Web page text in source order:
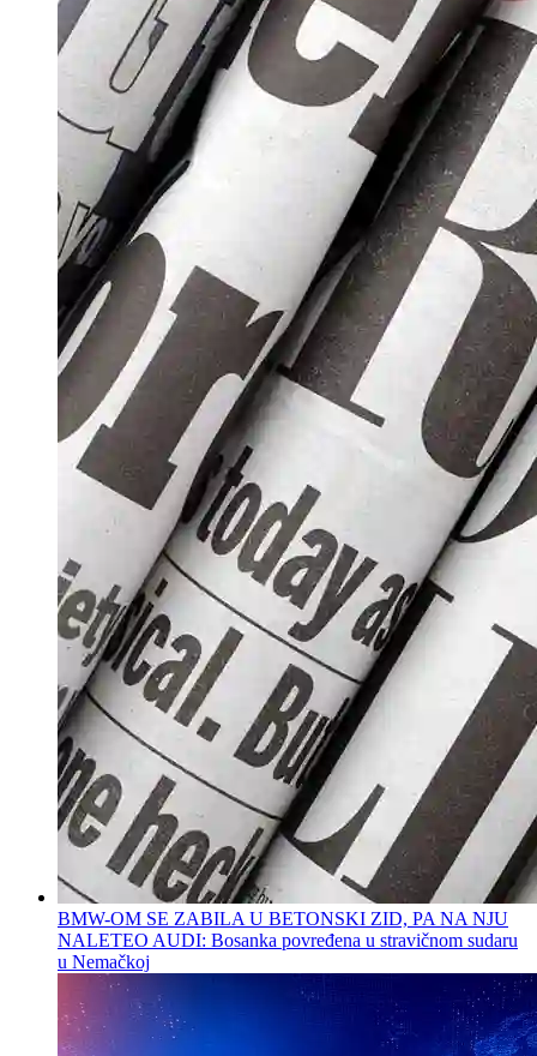
BMW-OM SE ZABILA U BETONSKI ZID, PA NA NJU
NALETEO AUDI: Bosanka povređena u stravičnom sudaru
u Nemačkoj